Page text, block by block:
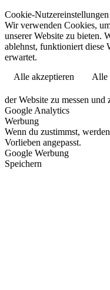
Cookie-Nutzereinstellungen
Wir verwenden Cookies,
unserer Website zu bieten.
ablehnst, funktioniert diese
erwartet.
Alle akzeptieren
Alle
der Website zu messen
Google Analytics
Werbung
Wenn du zustimmst,
Vorlieben angepasst.
Google Werbung
Speichern